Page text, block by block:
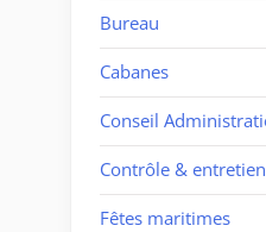
Bureau
Cabanes
Conseil
Contrôle &
Fêtes maritimes